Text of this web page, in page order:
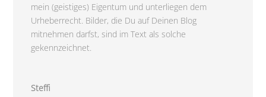
mein (geistiges) Eigentum und unterliegen dem
Urheberrecht. Bilder, die Du auf Deinen Blog
mitnehmen darfst, sind im Text als solche
gekennzeichnet.
Steffi